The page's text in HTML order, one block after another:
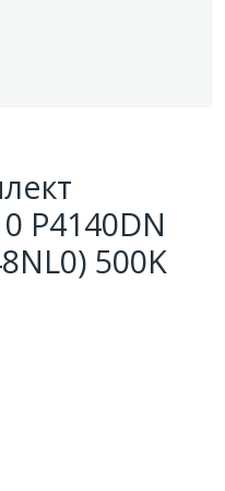
P4140DN
500K